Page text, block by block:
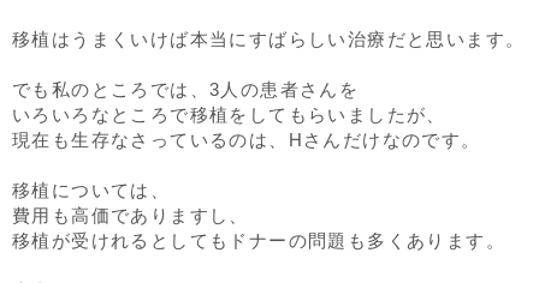
移植はうまくいけば本当にすばらしい治療だと思います。
でも私のところでは、3人の患者さんを
いろいろなところで移植をしてもらいましたが、
現在も生存なさっているのは、Hさんだけなのです。
移植については、
費用も高価でありますし、
移植が受けれるとしてもドナーの問題も多くあります。